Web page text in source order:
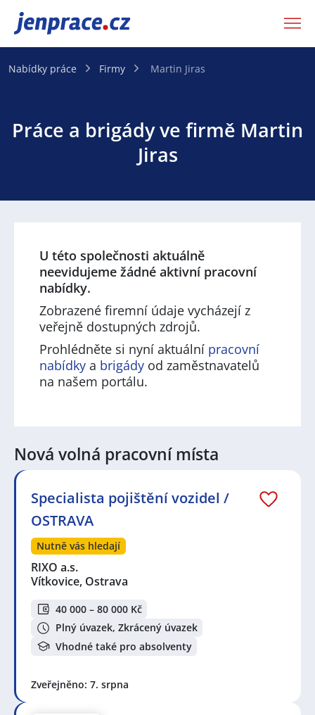
JenPráce.cz
Nabídky práce Firmy Martin Jiras
Práce a brigády ve firmě Martin
Jiras
U této společnosti aktuálně
neevidujeme žádné aktivní pracovní
nabídky.
Zobrazené firemní údaje vycházejí z
veřejně dostupných zdrojů.
Prohlédněte si nyní aktuální pracovní
nabídky a brigády od zaměstnavatelů
na našem portálu.
Nová volná pracovní místa
Specialista pojištění vozidel /
OSTRAVA
Nutně vás hledají
RIXO a.s.
Vítkovice, Ostrava
40 000 – 80 000 Kč
Plný úvazek, Zkrácený úvazek
Vhodné také pro absolventy
Zveřejněno: 7. srpna